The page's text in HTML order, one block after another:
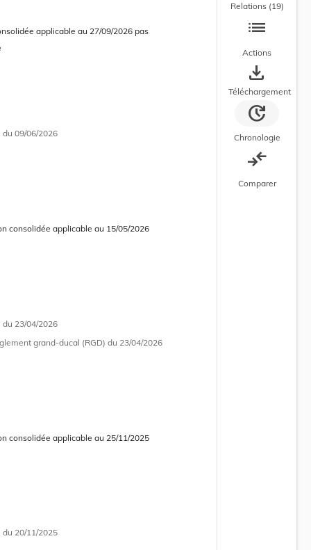
applicable au 27/09/2026 pas
du 09/06/2026
courante
consolidée en cours d’application
consolidée applicable au 15/05/2026
du 23/04/2026
grand-ducal (RGD)du 23/04/2026
consolidée obsolète
consolidée applicable au 25/11/2025
du 20/11/2025
Relations (19)
list
Actions
save_alt
Téléchargement
update
Chronologie
compare_arrows
Comparer